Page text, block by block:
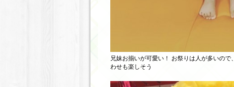
兄妹お揃いが可愛い！ お祭りは人が多いの
わせも楽しそう